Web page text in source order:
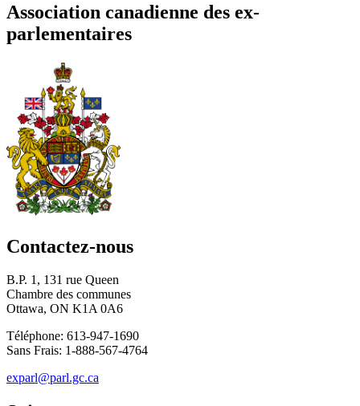
Association canadienne des ex-
parlementaires
Contactez-nous
B.P. 1, 131 rue Queen
Chambre des communes
Ottawa, ON K1A 0A6
Téléphone: 613-947-1690
Sans Frais: 1-888-567-4764
exparl@parl.gc.ca